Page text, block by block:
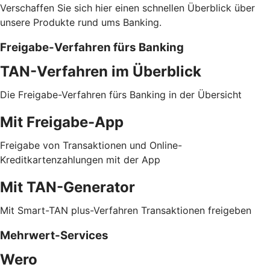
Verschaffen Sie sich hier einen schnellen Überblick über
unsere Produkte rund ums Banking.
Freigabe-Verfahren fürs Banking
TAN-Verfahren im Überblick
Die Freigabe-Verfahren fürs Banking in der Übersicht
Mit Freigabe-App
Freigabe von Transaktionen und Online-
Kreditkartenzahlungen mit der App
Mit TAN-Generator
Mit Smart-TAN plus-Verfahren Transaktionen freigeben
Mehrwert-Services
Wero